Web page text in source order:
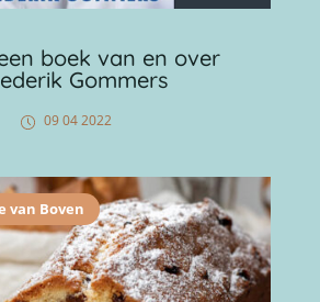
boek van en over
Gommers
09 04 2022
van Boven